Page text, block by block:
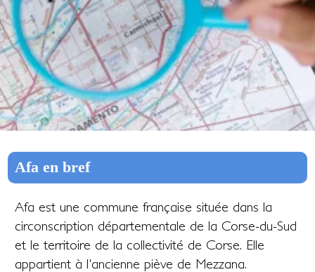
Afa en bref
Afa est une commune française située dans la
circonscription départementale de la Corse-du-Sud
et le territoire de la collectivité de Corse. Elle
appartient à l'ancienne piève de Mezzana.